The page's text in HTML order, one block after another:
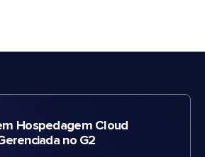
Hospedagem Cloud
no G2